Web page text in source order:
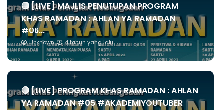
🔴 [LIVE] MAJLIS PENUTUPAN PROGRAM
KHAS RAMADAN : AHLAN YA RAMADAN
#06...
Unknown 4 tahun yang lalu
🔴 [LIVE] PROGRAM KHAS RAMADAN : AHLAN
YA RAMADAN #05 #AKADEMIYOUTUBER